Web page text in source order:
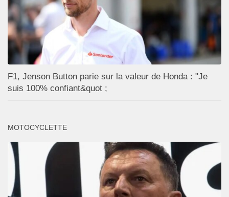
F1, Jenson Button parie sur la valeur de Honda : "Je
suis 100% confiant&quot ;
MOTOCYCLETTE